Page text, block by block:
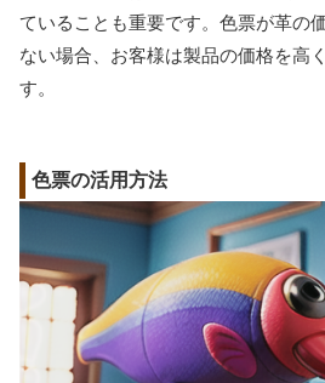
ていることも重要です。色票が革の
ない場合、お客様は製品の価格を高
す。
色票の活用方法